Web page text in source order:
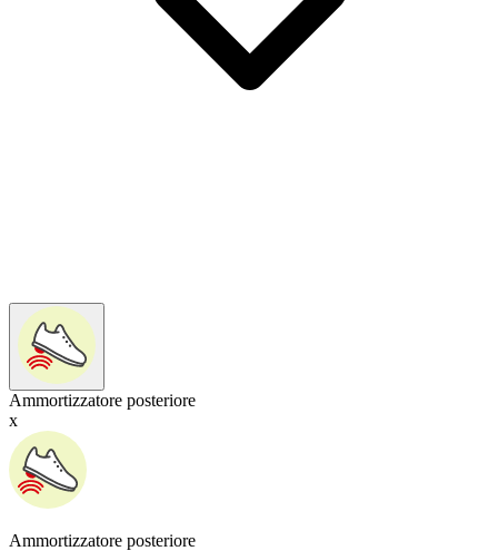
Ammortizzatore posteriore
x
Ammortizzatore posteriore